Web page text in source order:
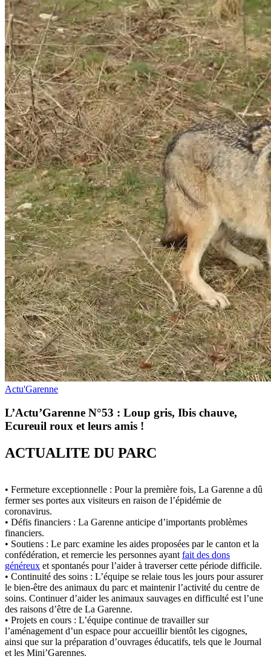
Actu'Garenne
L’Actu’Garenne N°53 : Loup gris, Ibis chauve,
Ecureuil roux et leurs amis !
ACTUALITE DU PARC
• Fermeture exceptionnelle : Pour la première fois, La Garenne a dû
fermer ses portes aux visiteurs en raison de l’épidémie de
coronavirus.
• Défis financiers : La Garenne anticipe d’importants problèmes
financiers.
• Soutiens : Le parc examine les aides proposées par le canton et la
confédération, et remercie les personnes ayant fait des dons
généreux et spontanés pour l’aider à traverser cette période difficile.
• Continuité des soins : L’équipe se relaie tous les jours pour assurer
le bien-être des animaux du parc et maintenir l’activité du centre de
soins. Continuer d’aider les animaux sauvages en difficulté est l’une
des raisons d’être de La Garenne.
• Projets en cours : L’équipe continue de travailler sur
l’aménagement d’un espace pour accueillir bientôt les cigognes,
ainsi que sur la préparation d’ouvrages éducatifs, tels que le Journal
et les Mini’Garennes.